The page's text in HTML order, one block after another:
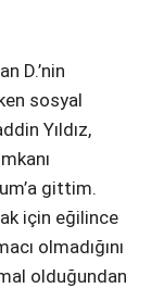
D.’nin
sosyal
Yıldız,
gittim.
için eğilince
olmadığını
olduğundan